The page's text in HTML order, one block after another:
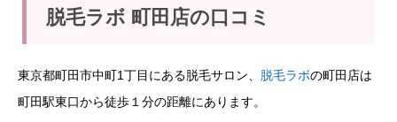
脱毛ラボ 町田店の口コミ
東京都町田市中町1丁目にある脱毛サロン、 脱毛ラボの町田店は
町田駅東口から徒歩１分の距離にあります。